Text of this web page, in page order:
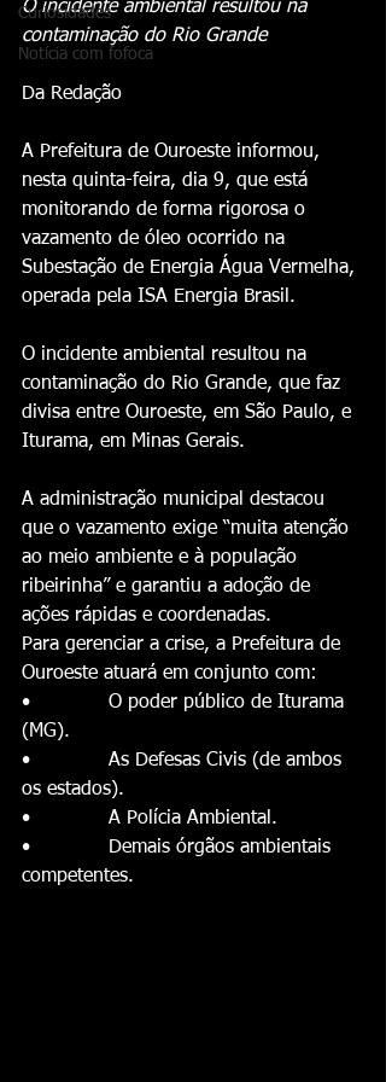
Curiosidades
Notícia com fofoca
O incidente ambiental resultou na
contaminação do Rio Grande
Da Redação
A Prefeitura de Ouroeste informou,
nesta quinta-feira, dia 9, que está
monitorando de forma rigorosa o
vazamento de óleo ocorrido na
Subestação de Energia Água Vermelha,
operada pela ISA Energia Brasil.
O incidente ambiental resultou na
contaminação do Rio Grande, que faz
divisa entre Ouroeste, em São Paulo, e
Iturama, em Minas Gerais.
A administração municipal destacou
que o vazamento exige “muita atenção
ao meio ambiente e à população
ribeirinha” e garantiu a adoção de
ações rápidas e coordenadas.
Para gerenciar a crise, a Prefeitura de
Ouroeste atuará em conjunto com:
•             O poder público de Iturama
(MG).
•             As Defesas Civis (de ambos
os estados).
•             A Polícia Ambiental.
•             Demais órgãos ambientais
competentes.